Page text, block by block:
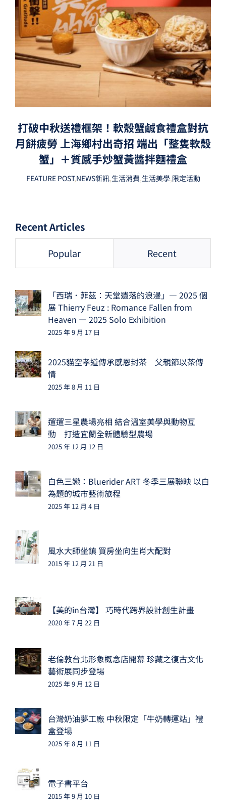
打破中秋送禮框架！軟殼蟹鹹食禮盒對抗
月餅疲勞 上海鄉村出奇招 端出「整隻軟殼
蟹」＋質感手炒蟹黃醬拌麵禮盒
FEATURE POST,NEWS新訊,生活消費,生活美學,限定活動
Recent Articles
Popular Recent
「西瑞．菲茲：天堂遺落的浪漫」— 2025 個
展 Thierry Feuz : Romance Fallen from
Heaven — 2025 Solo Exhibition
2025 年 9 月 17 日
2025貓空孝道傳承感恩封茶 父親節以茶傳
情
2025 年 8 月 11 日
遛遛三星農場亮相 結合溫室美學與動物互
動 打造宜蘭全新體驗型農場
2025 年 12 月 12 日
白色三戀：Bluerider ART 冬季三展聯映 以白
為題的城市藝術旅程
2025 年 12 月 4 日
風水大師坐鎮 買房坐向生肖大配對
2015 年 12 月 21 日
【美的in台灣】 巧時代跨界設計創生計畫
2020 年 7 月 22 日
老倫敦台北形象概念店開幕 珍藏之復古文化
藝術展同步登場
2025 年 9 月 12 日
台灣奶油夢工廠 中秋限定「牛奶轉運站」禮
盒登場
2025 年 8 月 11 日
電子書平台
2015 年 9 月 10 日